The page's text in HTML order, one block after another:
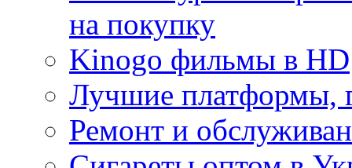
на покупку
Kinogo фильмы в HD
Лучшие платформы,
Ремонт и